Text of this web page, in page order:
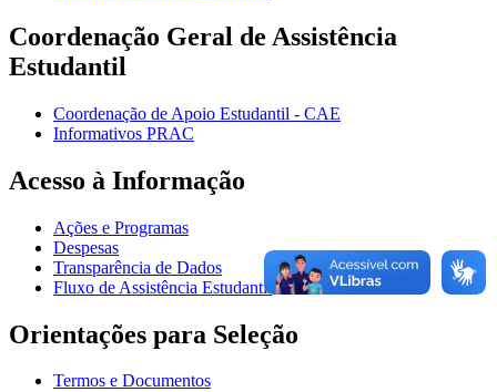
Coordenação Geral de Assistência
Estudantil
Coordenação de Apoio Estudantil - CAE
Informativos PRAC
Acesso à Informação
Ações e Programas
Despesas
Transparência de Dados
Fluxo de Assistência Estudantil
Orientações para Seleção
Termos e Documentos